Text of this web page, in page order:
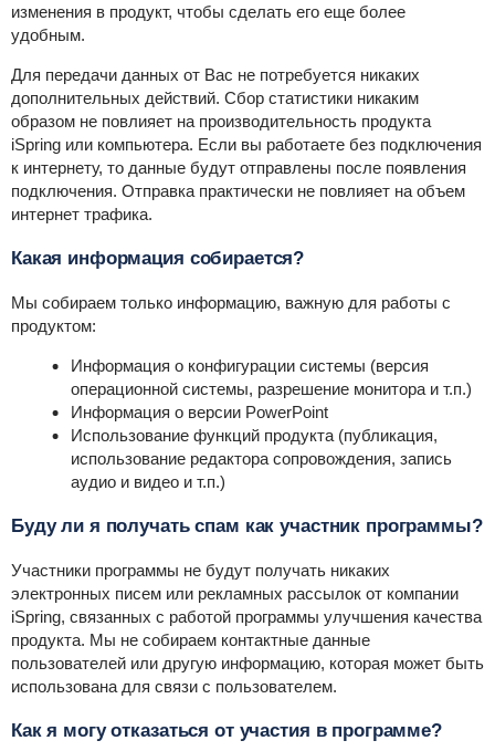
изменения в продукт, чтобы сделать его еще более
удобным.
Для передачи данных от Вас не потребуется никаких
дополнительных действий. Сбор статистики никаким
образом не повлияет на производительность продукта
iSpring или компьютера. Если вы работаете без подключения
к интернету, то данные будут отправлены после появления
подключения. Отправка практически не повлияет на объем
интернет трафика.
Какая информация собирается?
Мы собираем только информацию, важную для работы с
продуктом:
Информация о конфигурации системы (версия
операционной системы, разрешение монитора и т.п.)
Информация о версии PowerPoint
Использование функций продукта (публикация,
использование редактора сопровождения, запись
аудио и видео и т.п.)
Буду ли я получать спам как участник программы?
Участники программы не будут получать никаких
электронных писем или рекламных рассылок от компании
iSpring, связанных с работой программы улучшения качества
продукта. Мы не собираем контактные данные
пользователей или другую информацию, которая может быть
использована для связи с пользователем.
Как я могу отказаться от участия в программе?